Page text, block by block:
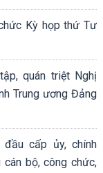
Kỳ họp thứ Tư
quán triệt Nghị
Trung ương Đảng
cấp ủy, chính
bộ, công chức,